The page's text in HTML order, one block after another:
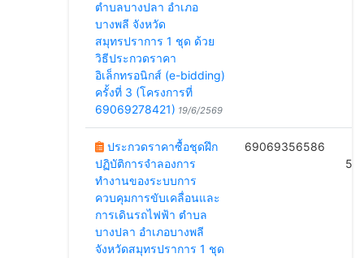
ตำบลบางปลา อำเภอ
บางพลี จังหวัด
สมุทรปราการ 1 ชุด ด้วย
วิธีประกวดราคา
อิเล็กทรอนิกส์ (e-bidding)
ครั้งที่ 3 (โครงการที่
69069278421) 19/6/2569
ประกวดราคาซื้อชุดฝึก
ปฏิบัติการจำลองการ
ทำงานของระบบการ
ควบคุมการขับเคลื่อนและ
การเดินรถไฟฟ้า ตำบล
บางปลา อำเภอบางพลี
จังหวัดสมุทรปราการ 1 ชุด
69069356586